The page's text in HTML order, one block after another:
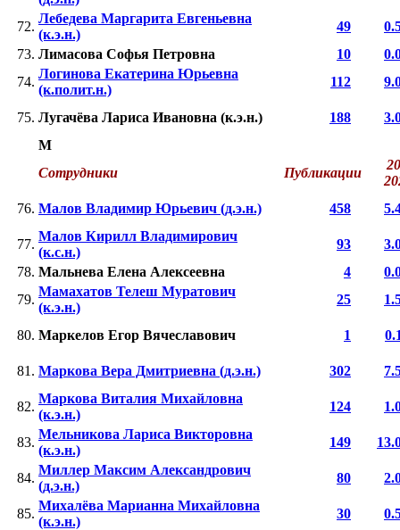
72.
Лебедева Маргарита Евгеньевна
(к.э.н.)
49
73. Лимасова Софья Петровна 10
74.
Логинова Екатерина Юрьевна
(к.полит.н.)
112
75. Лугачёва Лариса Ивановна (к.э.н.) 188
М
Сотрудники
Публикации
76. Малов Владимир Юрьевич (д.э.н.) 458
77.
Малов Кирилл Владимирович
(к.с.н.)
93
78. Мальнева Елена Алексеевна 4
79.
Мамахатов Телеш Муратович
(к.э.н.)
25
80. Маркелов Егор Вячеславович 1
81. Маркова Вера Дмитриевна (д.э.н.) 302
82.
Маркова Виталия Михайловна
(к.э.н.)
124
83.
Мельникова Лариса Викторовна
(к.э.н.)
149
84.
Миллер Максим Александрович
(д.э.н.)
80
85.
Михалёва Марианна Михайловна
(к.э.н.)
30